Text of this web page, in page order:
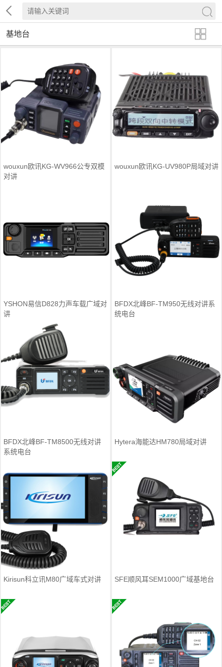
基地台
wouxun欧讯KG-WV966公专双模
对讲
wouxun欧讯KG-UV980P局域对讲
YSHON易信D828力声车载广域对
讲
BFDX北峰BF-TM950无线对讲系
统电台
BFDX北峰BF-TM8500无线对讲
系统电台
Hytera海能达HM780局域对讲
Kirisun科立讯M80广域车式对讲 SFE顺风耳SEM1000广域基地台